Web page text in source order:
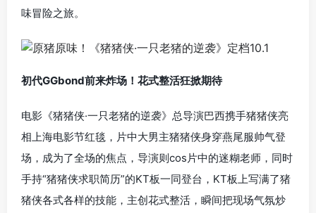
味冒险之旅。
初代GGbond前来炸场！花式整活狂掀期待
电影《猪猪侠·一只老猪的逆袭》总导演巴西携手猪猪侠亮
相上海电影节红毯，片中大男主猪猪侠身穿燕尾服帅气登
场，成为了全场的焦点，导演则cos片中的迷糊老师，同时
手持“猪猪侠求职简历”的KT板一同登台，KT板上写满了猪
猪侠各式各样的技能，主创花式整活，瞬间把现场气氛炒